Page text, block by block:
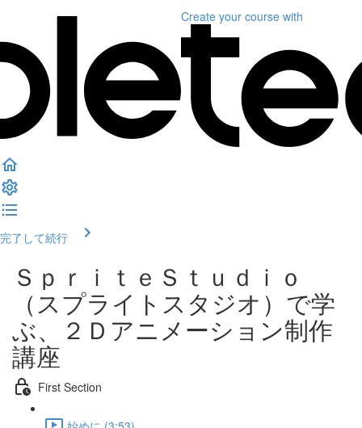
Create your course with
完了して続行
ＳｐｒｉｔｅＳｔｕｄｉｏ
（スプライトスタジオ）で学
ぶ、２Ｄアニメーション制作
講座
First Section